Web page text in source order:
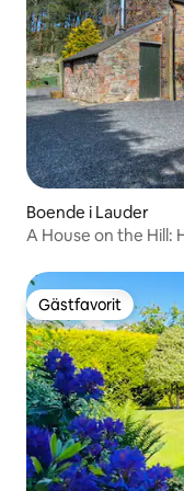
Boende i Lauder
A House on the Hill:
Gästfavorit
Gästfavorit